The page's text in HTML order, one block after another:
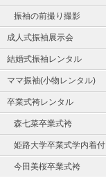
振袖の前撮り撮影
成人式振袖展示会
結婚式振袖レンタル
ママ振袖(小物レンタル)
卒業式袴レンタル
森七菜卒業式袴
姫路大学卒業式学内着付
今田美桜卒業式袴